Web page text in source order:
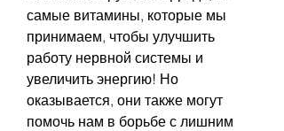
самые витамины, которые мы
принимаем, чтобы улучшить
работу нервной системы и
увеличить энергию! Но
оказывается, они также могут
помочь нам в борьбе с лишним